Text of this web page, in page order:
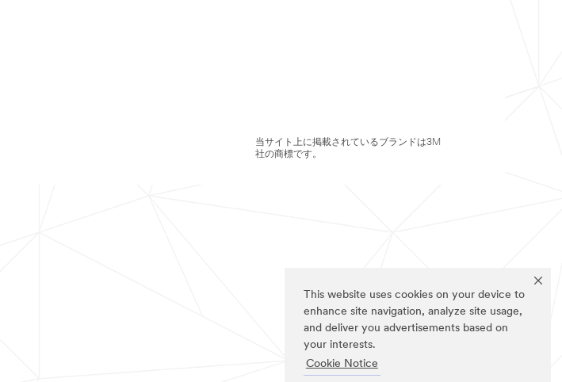
This website uses cookies on your device to
enhance site navigation, analyze site usage,
and deliver you advertisements based on
your interests.
Cookie Notice
当サイト上に掲載されているブランドは3M
社の商標です。